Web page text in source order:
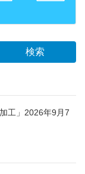
工」2026年9月7